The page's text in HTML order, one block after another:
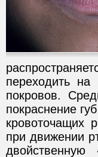
переходить на
покровов.
покраснение
кровоточащих
при движении
двойственную